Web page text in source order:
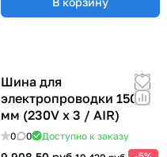
Шина для
электропроводки 1500
мм (230V x 3 / AIR)
0 0 Доступно к заказу